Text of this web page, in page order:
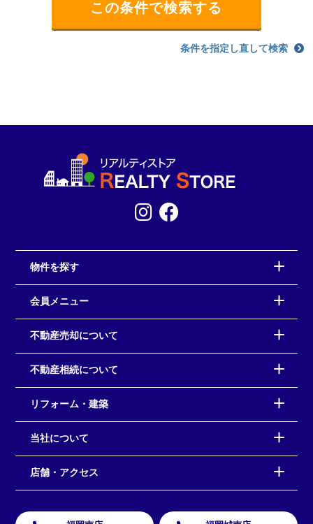
条件を指定し直して検索
物件を探す
会員メニュー
不動産売却について
不動産相続について
リフォーム・建築
当社について
店舗・アクセス